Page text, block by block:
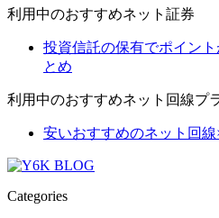
利用中のおすすめネット証券
投資信託の保有でポイン
とめ
利用中のおすすめネット回線プ
安いおすすめのネット回
Categories